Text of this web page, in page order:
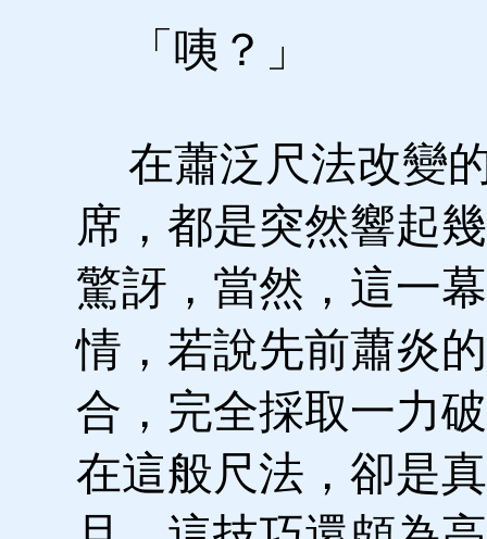
「咦？」
在蕭泛尺法改變
席，都是突然響起
驚訝，當然，這一
情，若說先前蕭炎
合，完全採取一力
在這般尺法，卻是